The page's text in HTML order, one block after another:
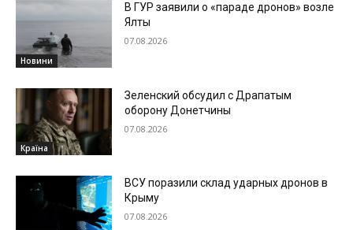
Новини
В ГУР заявили о «параде дронов» возле
Ялты
07.08.2026
Країна
Зеленский обсудил с Драпатым
оборону Донетчины
07.08.2026
ВСУ поразили склад ударных дронов в
Крыму
07.08.2026